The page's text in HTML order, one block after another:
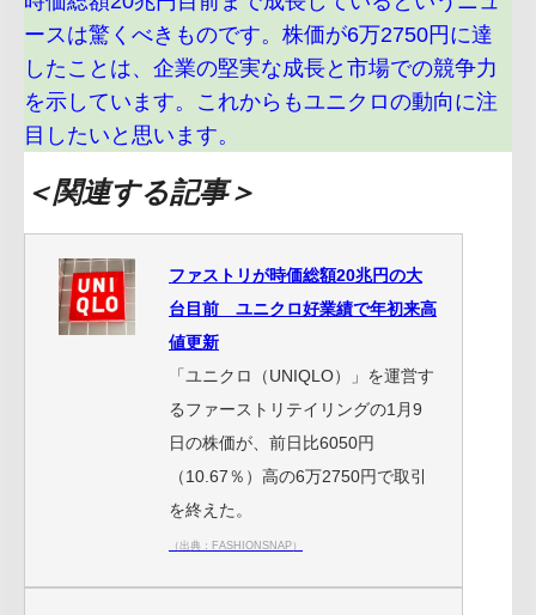
ースは驚くべきものです。株価が6万2750円に達
したことは、企業の堅実な成長と市場での競争力
を示しています。これからもユニクロの動向に注
目したいと思います。
＜関連する記事＞
ファストリが時価総額20兆円の大
台目前 ユニクロ好業績で年初来高
値更新
「ユニクロ（UNIQLO）」を運営す
るファーストリテイリングの1月9
日の株価が、前日比6050円
（10.67％）高の6万2750円で取引
を終えた。
（出典：FASHIONSNAP）